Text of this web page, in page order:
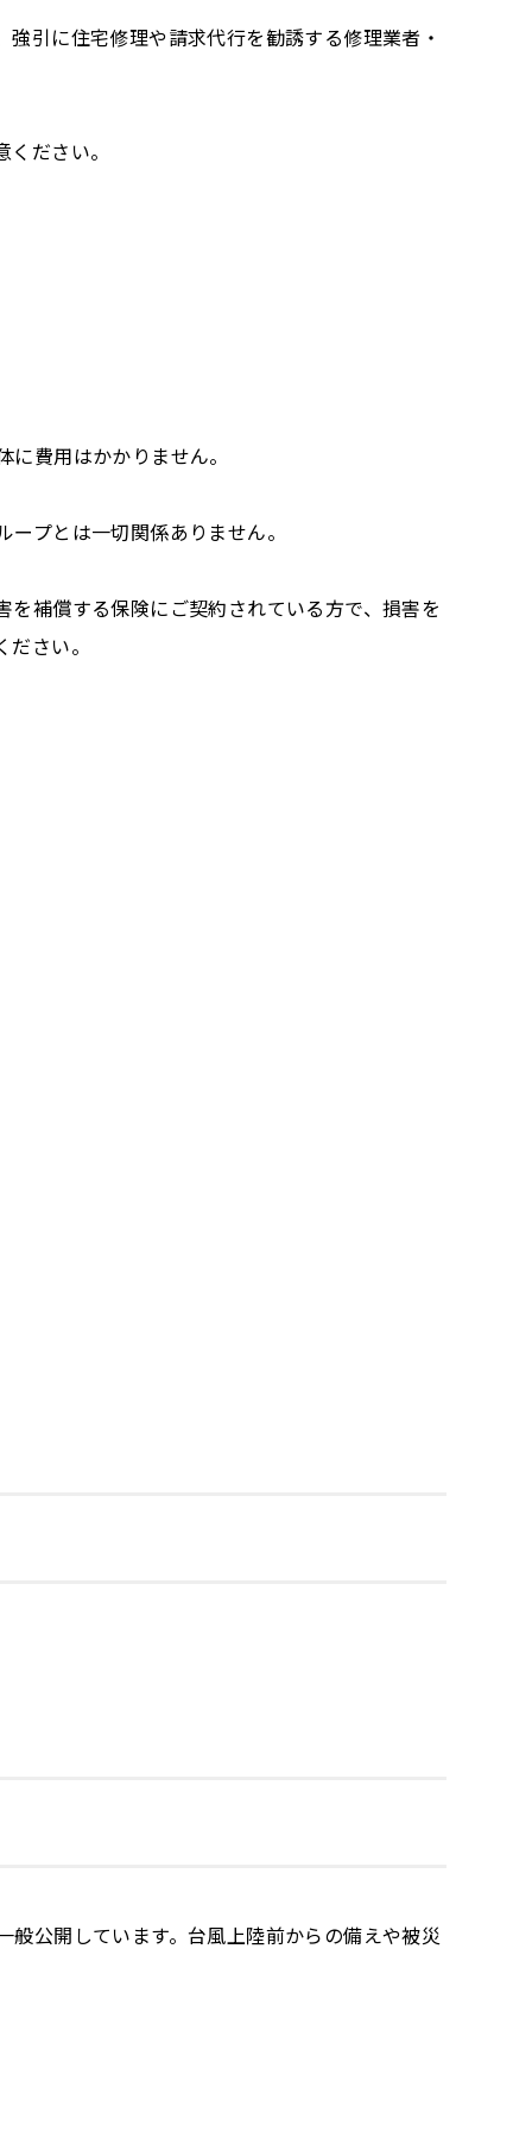
引に住宅修理や請求代行を勧誘する修理業者・
ださい。
費用はかかりません。
プとは一切関係ありません。
補償する保険にご契約されている方で、損害を
さい。
公開しています。台風上陸前からの備えや被災